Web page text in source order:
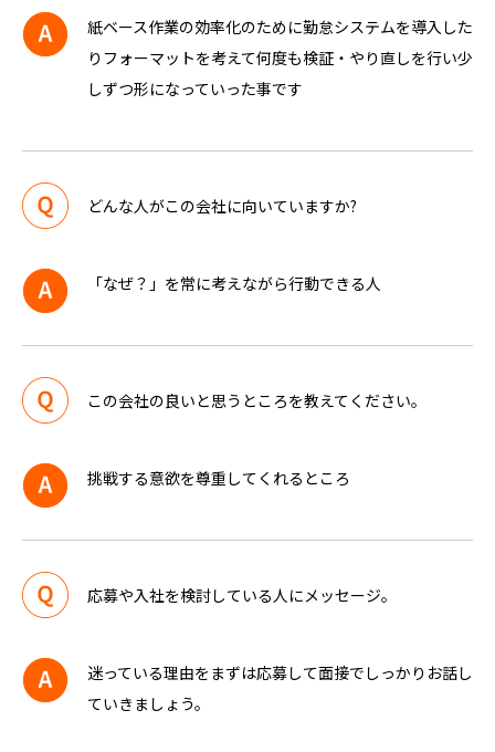
紙ベース作業の効率化のために勤怠システムを導入した
りフォーマットを考えて何度も検証・やり直しを行い少
しずつ形になっていった事です
どんな人がこの会社に向いていますか?
「なぜ？」を常に考えながら行動できる人
この会社の良いと思うところを教えてください。
挑戦する意欲を尊重してくれるところ
応募や入社を検討している人にメッセージ。
迷っている理由をまずは応募して面接でしっかりお話し
ていきましょう。